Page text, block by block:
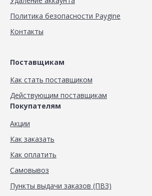
Политика безопасности Paygine
Контакты
Поставщикам
Как стать поставщиком
Действующим поставщикам
Покупателям
Акции
Как заказать
Как оплатить
Самовывоз
Пункты выдачи заказов (ПВЗ)